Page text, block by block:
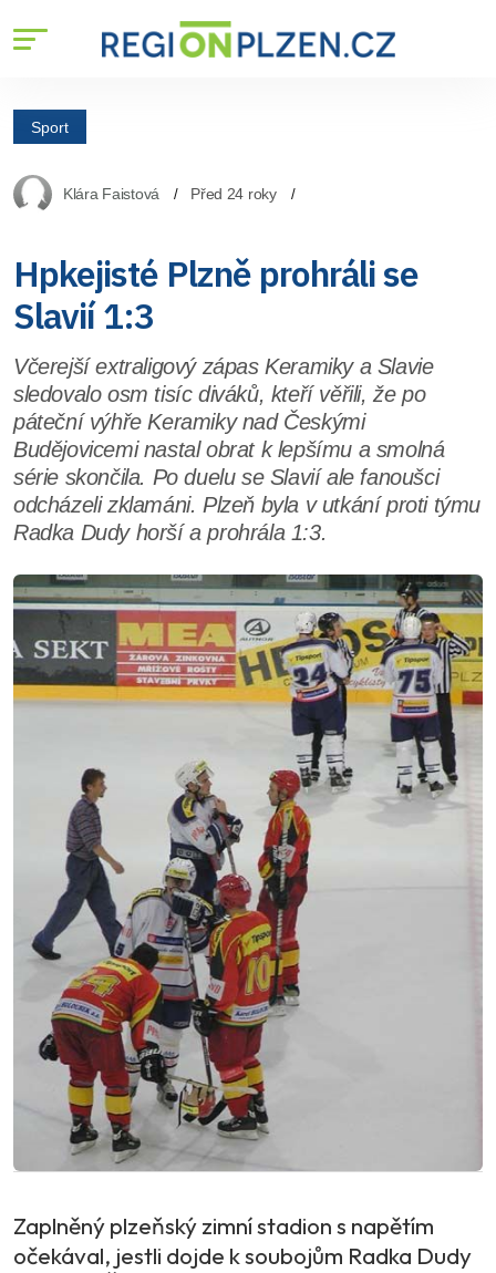
Sport
Klára Faistová Před 24 roky
Hpkejisté Plzně prohráli se
Slavií 1:3
Včerejší extraligový zápas Keramiky a Slavie
sledovalo osm tisíc diváků, kteří věřili, že po
páteční výhře Keramiky nad Českými
Budějovicemi nastal obrat k lepšímu a smolná
série skončila. Po duelu se Slavií ale fanoušci
odcházeli zklamáni. Plzeň byla v utkání proti týmu
Radka Dudy horší a prohrála 1:3.
Zaplněný plzeňský zimní stadion s napětím
očekával, jestli dojde k soubojům Radka Dudy